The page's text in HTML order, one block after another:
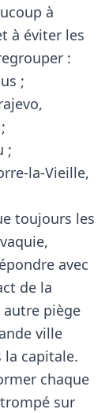
à
à éviter les
:
;
;
la-Vieille,
toujours les
avec
de la
piège
ville
la capitale.
chaque
sur